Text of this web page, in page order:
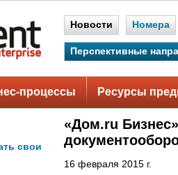
Новости Номера
Перспективные
процессы Ресурсы
свои
«Дом.ru
16 февраля 2015 г.